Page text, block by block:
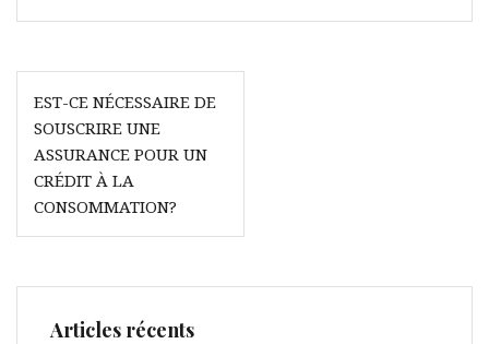
Navigation
de
l’article
EST-CE NÉCESSAIRE DE
SOUSCRIRE UNE
ASSURANCE POUR UN
CRÉDIT À LA
CONSOMMATION?
Articles récents